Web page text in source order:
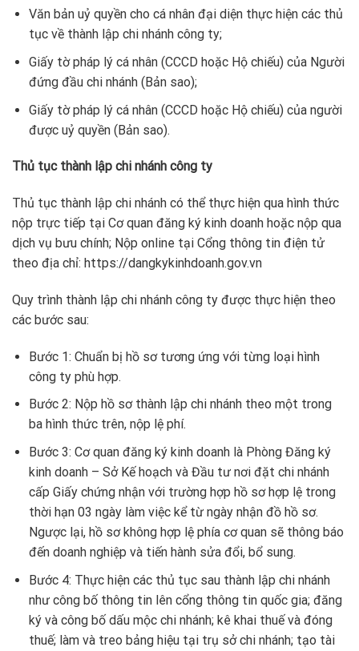
Văn bản uỷ quyền cho cá nhân đại diện thực hiện các thủ
tục về thành lập chi nhánh công ty;
Giấy tờ pháp lý cá nhân (CCCD hoặc Hộ chiếu) của Người
đứng đầu chi nhánh (Bản sao);
Giấy tờ pháp lý cá nhân (CCCD hoặc Hộ chiếu) của người
được uỷ quyền (Bản sao).
Thủ tục thành lập chi nhánh công ty
Thủ tục thành lập chi nhánh có thể thực hiện qua hình thức
nộp trực tiếp tại Cơ quan đăng ký kinh doanh hoặc nộp qua
dịch vụ bưu chính; Nộp online tại Cổng thông tin điện tử
theo địa chỉ: https://dangkykinhdoanh.gov.vn
Quy trình thành lập chi nhánh công ty được thực hiện theo
các bước sau:
Bước 1: Chuẩn bị hồ sơ tương ứng với từng loại hình
công ty phù hợp.
Bước 2: Nộp hồ sơ thành lập chi nhánh theo một trong
ba hình thức trên, nộp lệ phí.
Bước 3: Cơ quan đăng ký kinh doanh là Phòng Đăng ký
kinh doanh – Sở Kế hoạch và Đầu tư nơi đặt chi nhánh
cấp Giấy chứng nhận với trường hợp hồ sơ hợp lệ trong
thời hạn 03 ngày làm việc kể từ ngày nhận đồ hồ sơ.
Ngược lại, hồ sơ không hợp lệ phía cơ quan sẽ thông báo
đến doanh nghiệp và tiến hành sửa đổi, bổ sung.
Bước 4: Thực hiện các thủ tục sau thành lập chi nhánh
như công bố thông tin lên cổng thông tin quốc gia; đăng
ký và công bố dấu mộc chi nhánh; kê khai thuế và đóng
thuế; làm và treo bảng hiệu tại trụ sở chi nhánh; tạo tài